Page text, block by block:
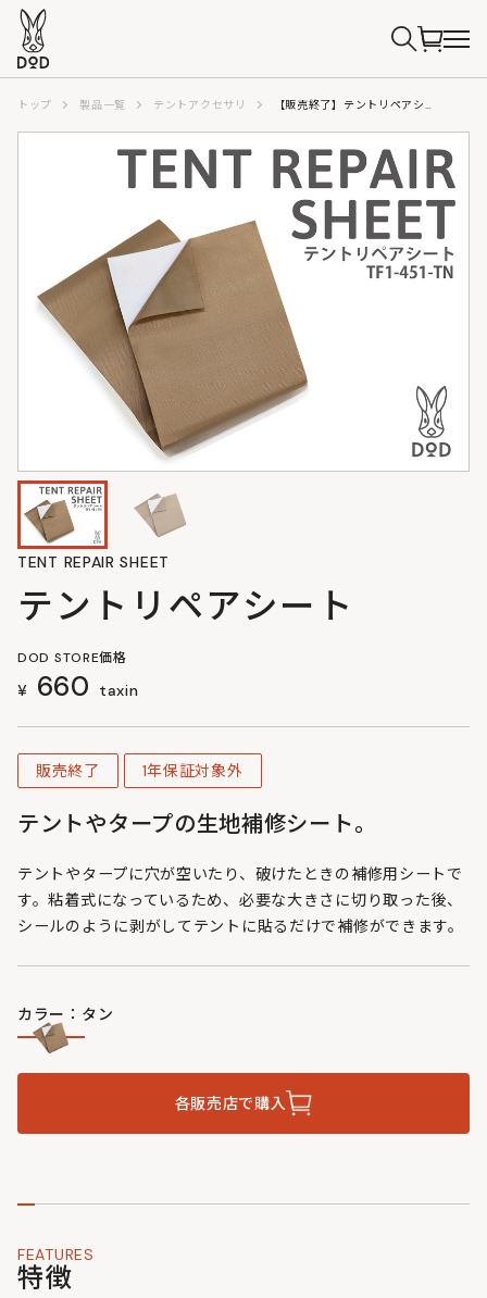
トップ 製品一覧 テントアクセサリ 【販売終了】テントリペアシート（タン）TF1-451-TN
TENT REPAIR SHEET
テントリペアシート
DOD STORE価格
¥ 660 taxin
販売終了 1年保証対象外
テントやタープの生地補修シート。
テントやタープに穴が空いたり、破けたときの補修用シートで
す。粘着式になっているため、必要な大きさに切り取った後、
シールのように剥がしてテントに貼るだけで補修ができます。
カラー：タン
各販売店で購入
FEATURES
特徴